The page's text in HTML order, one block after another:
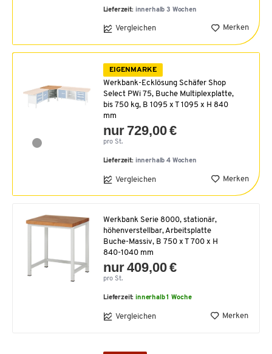
Lieferzeit: innerhalb 3 Wochen
Vergleichen Merken
EIGENMARKE
Werkbank-Ecklösung Schäfer Shop
Select PWi 75, Buche Multiplexplatte,
bis 750 kg, B 1095 x T 1095 x H 840
mm
nur 729,00 €
pro St.
Lieferzeit: innerhalb 4 Wochen
Vergleichen Merken
Werkbank Serie 8000, stationär,
höhenverstellbar, Arbeitsplatte
Buche-Massiv, B 750 x T 700 x H
840-1040 mm
nur 409,00 €
pro St.
Lieferzeit:innerhalb 1 Woche
Vergleichen Merken